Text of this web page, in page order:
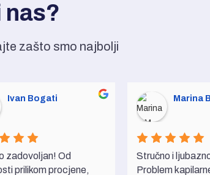
nas?
zašto smo najbolji
Ivan Bogati
zadovoljan! Od
prilikom procjene,
Marina
Stručno i
Problem